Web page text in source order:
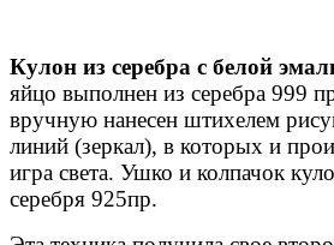
Кулон из серебра с белой
яйцо выполнен из серебра 999
вручную нанесен штихелем
линий (зеркал), в которых и
игра света. Ушко и колпачок
серебря 925пр.